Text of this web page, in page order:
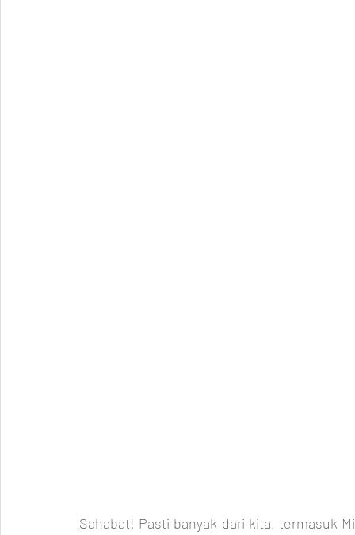
Sahabat! Pasti banyak dari kita, termasuk